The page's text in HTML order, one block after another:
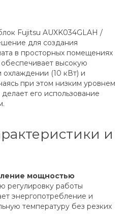
Fujitsu AUXK034GLAH /
для создания
в просторных помещениях
высокую
охлаждении (10 кВт) и
при этом низким уровнем
его использование
и
мощностью
регулировку работы
энергопотребление и
температуру без резких